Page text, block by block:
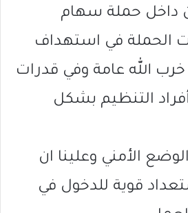
داخل حملة سهام
الحملة في استهداف
الله عامة وفي قدرات
التنظيم بشكل
الأمني وعلينا ان
قوية للدخول في